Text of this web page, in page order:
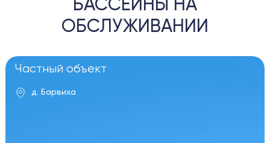
БАССЕЙНЫ НА
ОБСЛУЖИВАНИИ
Частный объект
д. Барвиха